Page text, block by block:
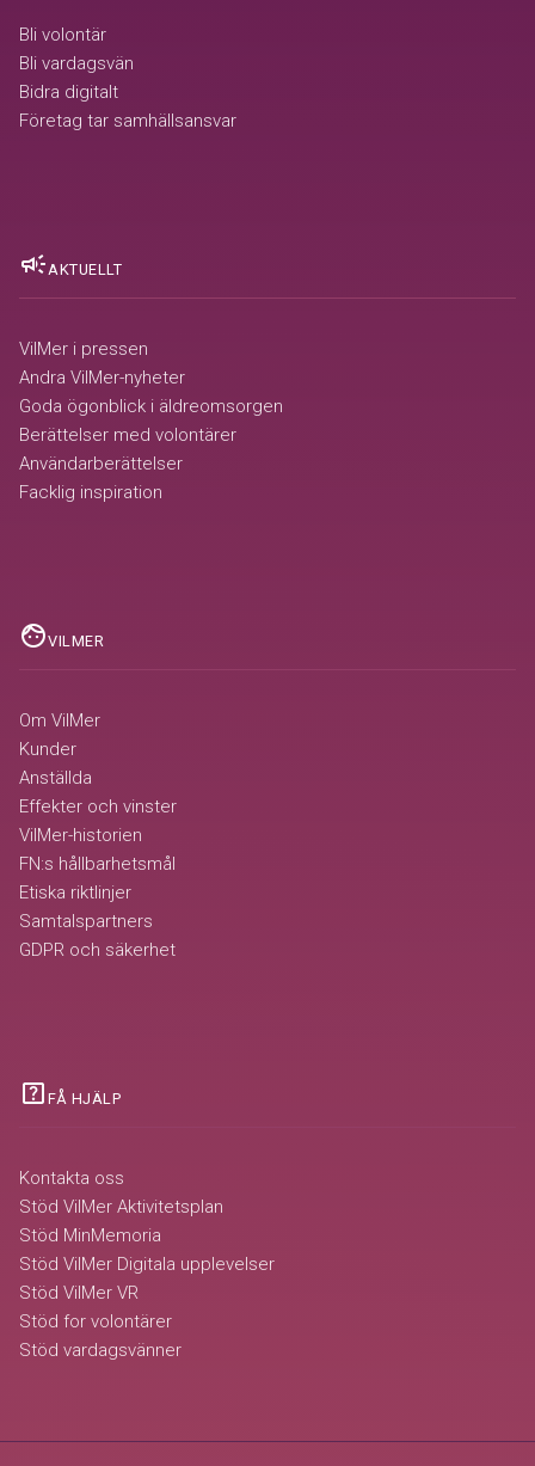
Bli volontär
Bli vardagsvän
Bidra digitalt
Företag tar samhällsansvar
campaignAKTUELLT
VilMer i pressen
Andra VilMer-nyheter
Goda ögonblick i äldreomsorgen
Berättelser med volontärer
Användarberättelser
Facklig inspiration
faceVILMER
Om VilMer
Kunder
Anställda
Effekter och vinster
VilMer-historien
FN:s hållbarhetsmål
Etiska riktlinjer
Samtalspartners
GDPR och säkerhet
help_center FÅ HJÄLP
Kontakta oss
Stöd VilMer Aktivitetsplan
Stöd MinMemoria
Stöd VilMer Digitala upplevelser
Stöd VilMer VR
Stöd for volontärer
Stöd vardagsvänner